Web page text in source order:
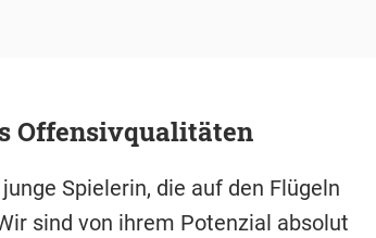
Offensivqualitäten
Spielerin, die auf den Flügeln
sind von ihrem Potenzial absolut